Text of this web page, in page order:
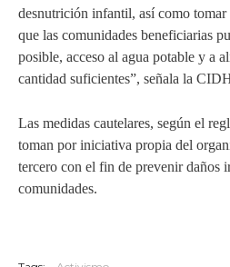
desnutrición infantil, así como tomar
que las comunidades beneficiarias
posible, acceso al agua potable y a
cantidad suficientes”, señala la
Las medidas cautelares, según el
toman por iniciativa propia del
tercero con el fin de prevenir daños
comunidades.